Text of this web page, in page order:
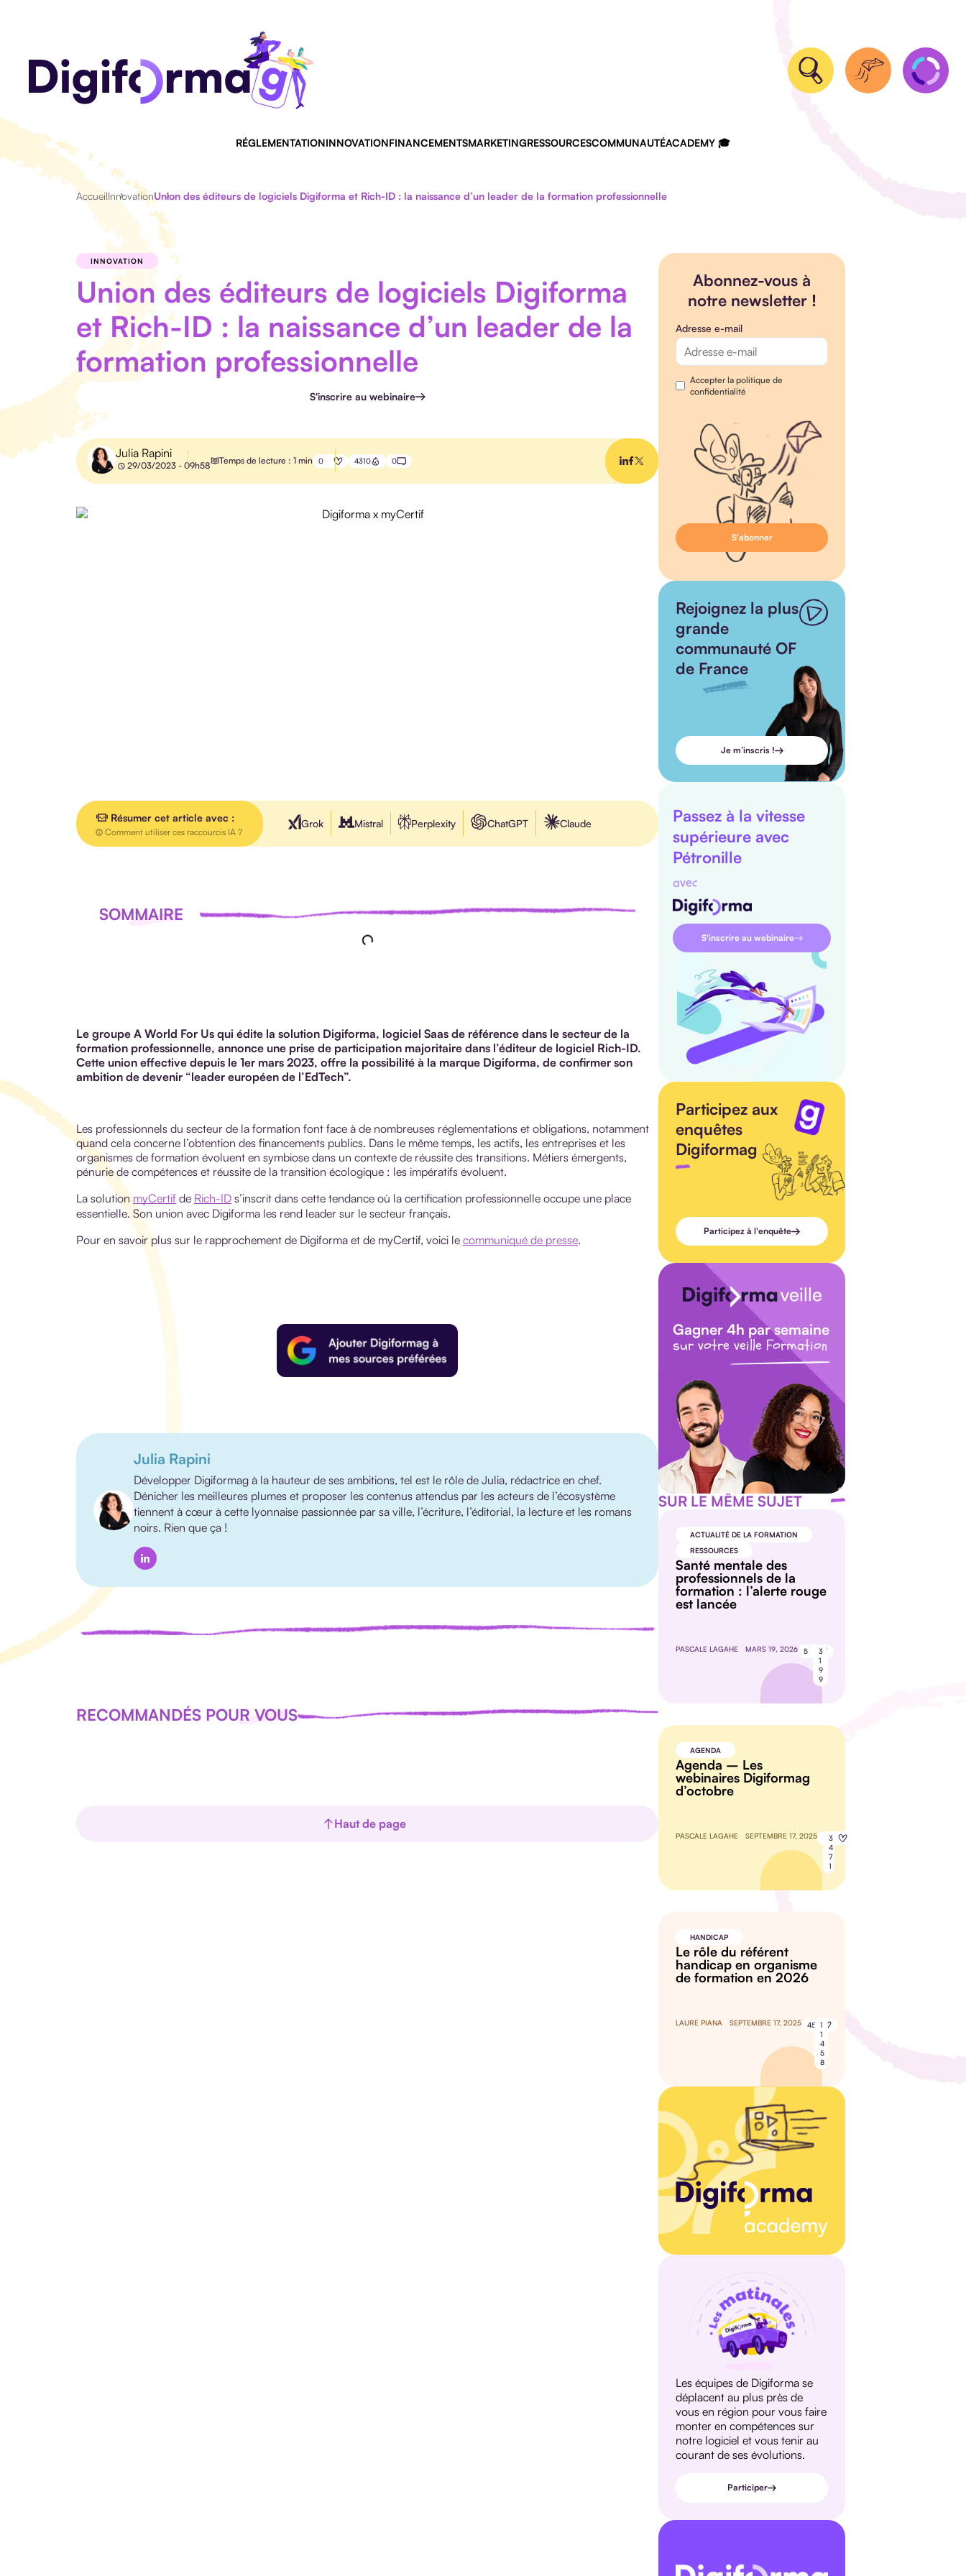
RÉGLEMENTATIONINNOVATIONFINANCEMENTSMARKETINGRESSOURCESCOMMUNAUTÉACADEMY 🎓
AccueilInnovationUnion des éditeurs de logiciels Digiforma et Rich-ID : la naissance d’un leader de la formation professionnelle
INNOVATION
Union des éditeurs de logiciels Digiforma
et Rich-ID : la naissance d’un leader de la
formation professionnelle
S'inscrire au webinaire
Julia Rapini
29/03/2023 - 09h58 Temps de lecture : 1 min 0 4310 0
Résumer cet article avec :
Comment utiliser ces raccourcis IA ?
Grok Mistral Perplexity ChatGPT Claude
SOMMAIRE
Le groupe A World For Us qui édite la solution Digiforma, logiciel Saas de référence dans le secteur de la
formation professionnelle, annonce une prise de participation majoritaire dans l’éditeur de logiciel Rich-ID.
Cette union effective depuis le 1er mars 2023, offre la possibilité à la marque Digiforma, de confirmer son
ambition de devenir “leader européen de l’EdTech”.
Les professionnels du secteur de la formation font face à de nombreuses réglementations et obligations, notamment
quand cela concerne l’obtention des financements publics. Dans le même temps, les actifs, les entreprises et les
organismes de formation évoluent en symbiose dans un contexte de réussite des transitions. Métiers émergents,
pénurie de compétences et réussite de la transition écologique : les impératifs évoluent.
La solutionmyCertif de Rich-ID s’inscrit dans cette tendance où la certification professionnelle occupe une place
essentielle. Son union avec Digiforma les rend leader sur le secteur français.
Pour en savoir plus sur le rapprochement de Digiforma et de myCertif, voici le communiqué de presse.
Julia Rapini
Développer Digiformag à la hauteur de ses ambitions, tel est le rôle de Julia, rédactrice en chef.
Dénicher les meilleures plumes et proposer les contenus attendus par les acteurs de l’écosystème
tiennent à cœur à cette lyonnaise passionnée par sa ville, l’écriture, l’éditorial, la lecture et les romans
noirs. Rien que ça !
RECOMMANDÉS POUR VOUS
Haut de page
Abonnez-vous à
notre newsletter !
Adresse e-mail
Accepter la politique de
confidentialité
Rejoignez la plus
grande
communauté OF
de France
Je m’inscris !
Passez à la vitesse
supérieure avec
Pétronille
avec
S'inscrire au webinaire
Participez aux
enquêtes
Digiformag
Participez à l'enquête
Gagner 4h par semaine
sur votre veille Formation
SUR LE MÊME SUJET
ACTUALITÉ DE LA FORMATION
RESSOURCES
Santé mentale des
professionnels de la
formation : l’alerte rouge
est lancée
PASCALE LAGAHE MARS 19, 2026 5
3
1
9
9
AGENDA
Agenda – Les
webinaires Digiformag
d’octobre
PASCALE LAGAHE SEPTEMBRE 17, 2025
3
4
7
1
HANDICAP
Le rôle du référent
handicap en organisme
de formation en 2026
LAURE PIANA SEPTEMBRE 17, 2025 45 1
1
4
5
8
Les équipes de Digiforma se
déplacent au plus près de
vous en région pour vous faire
monter en compétences sur
notre logiciel et vous tenir au
courant de ses évolutions.
Participer